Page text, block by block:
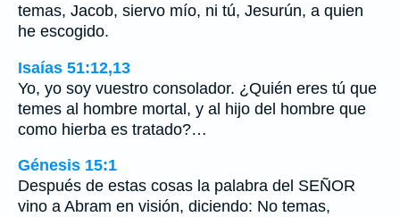
temas, Jacob, siervo mío, ni tú, Jesurún, a quien
he escogido.
Isaías 51:12,13
Yo, yo soy vuestro consolador. ¿Quién eres tú que
temes al hombre mortal, y al hijo del hombre que
como hierba es tratado?…
Génesis 15:1
Después de estas cosas la palabra del SEÑOR
vino a Abram en visión, diciendo: No temas,